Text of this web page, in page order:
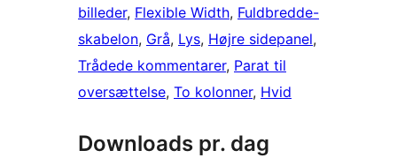
billeder, Flexible Width, Fuldbredde-
skabelon, Grå, Lys, Højre sidepanel
Trådede kommentarer, Parat til
oversættelse, To kolonner, Hvid
Downloads pr. dag